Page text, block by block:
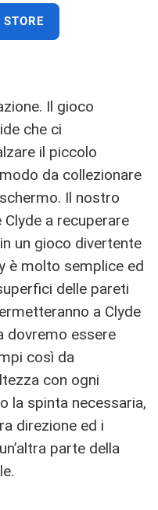
Il gioco
che ci
il piccolo
da collezionare
Il nostro
a recuperare
un gioco divertente
è molto semplice ed
delle pareti
a Clyde
dovremo essere
così da
con ogni
la spinta necessaria,
direzione ed i
parte della